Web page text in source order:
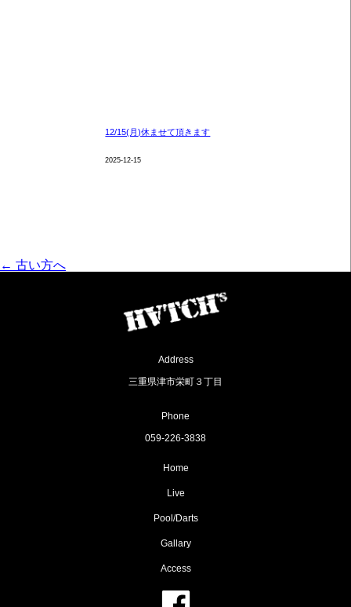
12/15(月)休ませて頂きます
2025-12-15
投
← 古い方へ
Address
三重県津市栄町３丁目
Phone
059-226-3838
Home
Live
Pool/Darts
Gallary
Access